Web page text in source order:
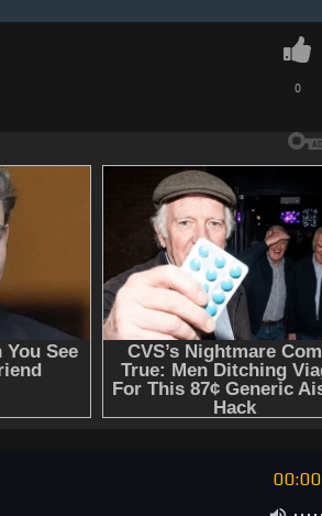
воскрешайте меня!Александр
0
00:00